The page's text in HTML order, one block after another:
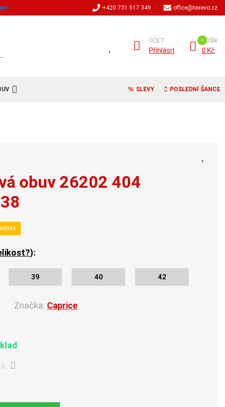
+420 731 517 349 office@texevo.cz
ÚČET
Přihlásit
KOŠÍK
0 Kč
SLEVY POSLEDNÍ ŠANCE
obuv 26202 404
):
39 40 42
Značka: Caprice